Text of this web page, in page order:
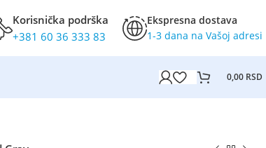
Korisnička podrška
+381 60 36 333 83
Ekspresna dostava
1-3 dana na Vašoj adresi
0,00 RSD